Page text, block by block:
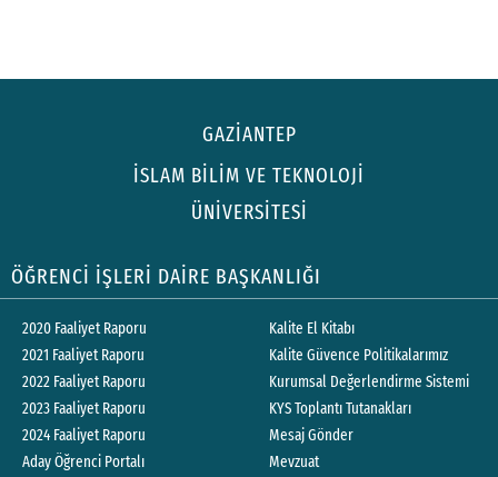
GAZİANTEP
İSLAM BİLİM VE TEKNOLOJİ
ÜNİVERSİTESİ
ÖĞRENCİ İŞLERİ DAİRE BAŞKANLIĞI
2020 Faaliyet Raporu
2021 Faaliyet Raporu
2022 Faaliyet Raporu
2023 Faaliyet Raporu
2024 Faaliyet Raporu
Aday Öğrenci Portalı
Kalite El Kitabı
Kalite Güvence Politikalarımız
Kurumsal Değerlendirme Sistemi
KYS Toplantı Tutanakları
Mesaj Gönder
Mevzuat